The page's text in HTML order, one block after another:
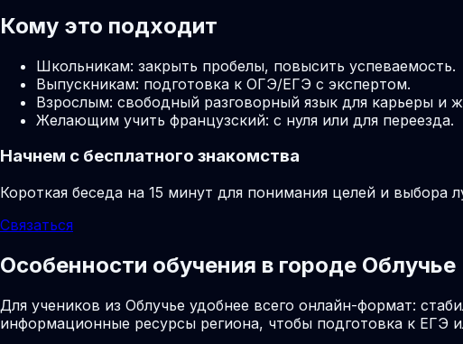
Кому это подходит
Школьникам: закрыть пробелы, повысить успеваемость.
Выпускникам: подготовка к ОГЭ/ЕГЭ с экспертом.
Взрослым: свободный разговорный язык для карьеры и
Желающим учить французский: с нуля или для переезда.
Начнем с бесплатного знакомства
Короткая беседа на 15 минут для понимания целей и выбора
Связаться
Особенности обучения в городе Облучье
Для учеников из Облучье удобнее всего онлайн-формат:
информационные ресурсы региона, чтобы подготовка к ЕГЭ